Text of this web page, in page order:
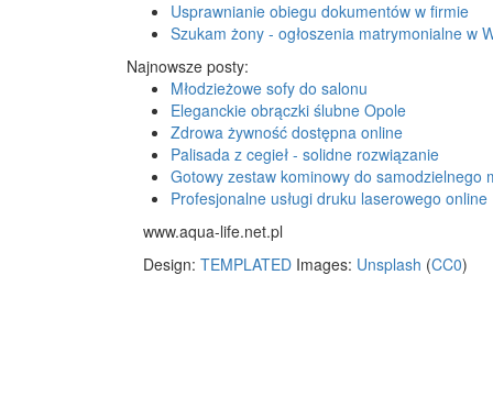
Usprawnianie obiegu dokumentów w firmie
Szukam żony - ogłoszenia matrymonialne w
Najnowsze posty:
Młodzieżowe sofy do salonu
Eleganckie obrączki ślubne Opole
Zdrowa żywność dostępna online
Palisada z cegieł - solidne rozwiązanie
Gotowy zestaw kominowy do samodzielnego
Profesjonalne usługi druku laserowego online
www.aqua-life.net.pl
Design: TEMPLATED Images: Unsplash (CC0)